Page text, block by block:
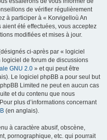
de vérifier régulièrement
à participer à « Korvigelloù An
été effectuées, vous acceptez
modifiées et mises à jour.
ci-après par « logiciel
de forum de discussions
GNU 2.0 » et qui peut être
Le logiciel phpBB a pour seul but
Limited ne peut en aucun cas
et du contenu que nous
plus d’informations concernant
(en anglais).
à caractère abusif, obscène,
pornographique, etc. qui pourrait